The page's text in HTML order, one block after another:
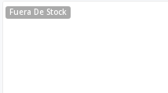
Fuera De Stock